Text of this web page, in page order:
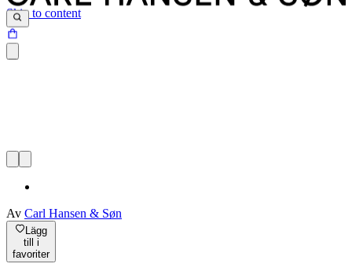
Skip to content
Av Carl Hansen & Søn
Lägg
till i
favoriter